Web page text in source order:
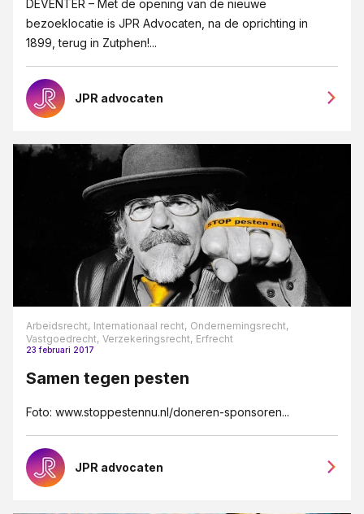
DEVENTER – Met de opening van de nieuwe
bezoeklocatie is JPR Advocaten, na de oprichting in
1899, terug in Zutphen!...
JPR advocaten
Arbeidsrecht, Internationaal recht, Ondernemingsrecht,
Vastgoedrecht, Verzekeringsrecht, Erfrecht
23 februari 2017
Samen tegen pesten
Foto: www.stoppestennu.nl/doneren-sponsoren...
JPR advocaten